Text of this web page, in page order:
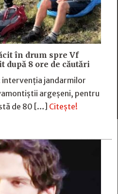
în drum spre Vf
după 8 ore de căutări
jandarmilor
argeșeni, pentru
de 80 […] Citește!